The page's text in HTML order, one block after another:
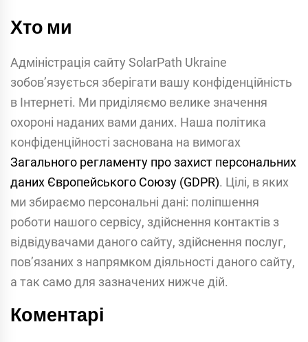
Хто ми
Адміністрація сайту SolarPath Ukraine
зобов’язується зберігати вашу конфіденційність
в Інтернеті. Ми приділяємо велике значення
охороні наданих вами даних. Наша політика
конфіденційності заснована на вимогах
Загального регламенту про захист персональних
даних Європейського Союзу (GDPR). Цілі, в яких
ми збираємо персональні дані: поліпшення
роботи нашого сервісу, здійснення контактів з
відвідувачами даного сайту, здійснення послуг,
пов’язаних з напрямком діяльності даного сайту,
а так само для зазначених нижче дій.
Коментарі